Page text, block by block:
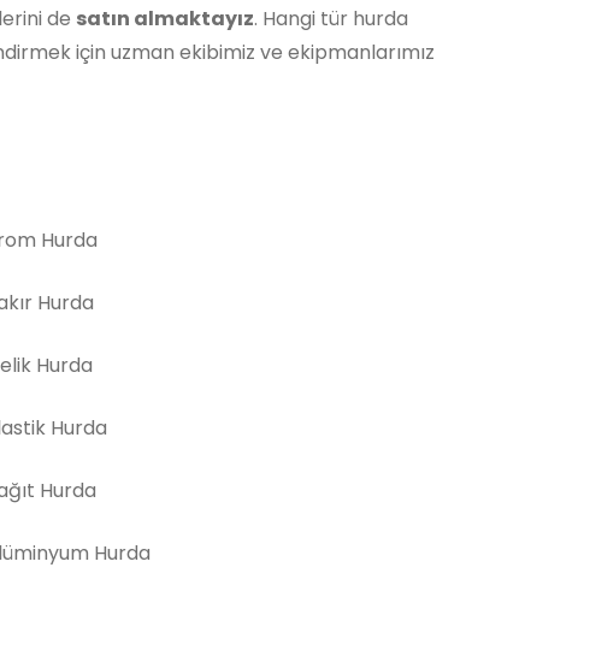
de satın almaktayız. Hangi tür hurda
için uzman ekibimiz ve ekipmanlarımız
Hurda
Hurda
Hurda
Hurda
Hurda
Hurda